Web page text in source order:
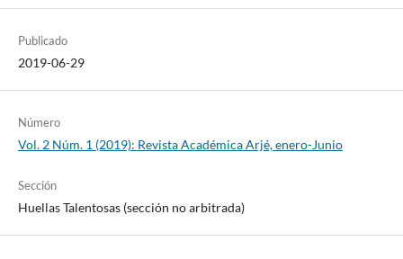
Publicado
2019-06-29
Número
Vol. 2 Núm. 1 (2019): Revista Académica Arjé, enero-Junio
Sección
Huellas Talentosas (sección no arbitrada)